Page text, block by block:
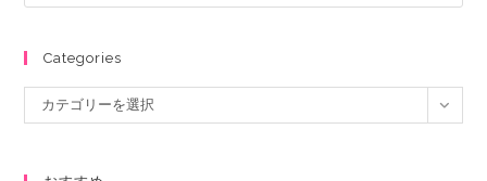
Categories
カテゴリーを選択